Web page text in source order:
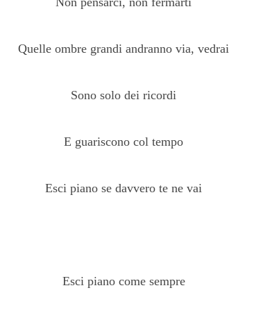
Quelle ombre grandi andranno via, vedrai
Sono solo dei ricordi
E guariscono col tempo
Esci piano se davvero te ne vai
Esci piano come sempre